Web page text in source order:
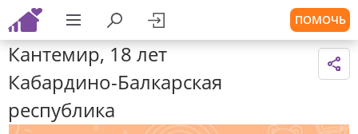
ПОМОЧЬ
Кантемир, 18 лет
Кабардино-Балкарская
республика